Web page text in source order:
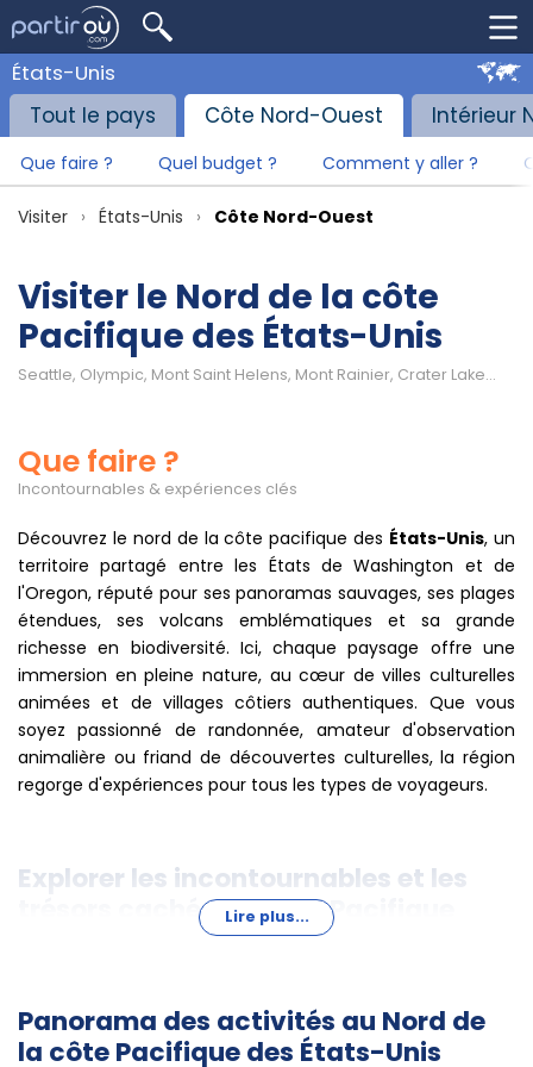
États-Unis
Tout le pays
Côte Nord-Ouest Intérieur
Que faire ? Quel budget ? Comment y aller ?
Visiter États-Unis Côte Nord-Ouest
Visiter le Nord de la côte
Pacifique des États-Unis
Seattle, Olympic, Mont Saint Helens, Mont Rainier, Crater Lake...
Que faire ?
Incontournables & expériences clés
Découvrez le nord de la côte pacifique des États-Unis, un
territoire partagé entre les États de Washington et de
l'Oregon, réputé pour ses panoramas sauvages, ses plages
étendues, ses volcans emblématiques et sa grande
richesse en biodiversité. Ici, chaque paysage offre une
immersion en pleine nature, au cœur de villes culturelles
animées et de villages côtiers authentiques. Que vous
soyez passionné de randonnée, amateur d'observation
animalière ou friand de découvertes culturelles, la région
regorge d'expériences pour tous les types de voyageurs.
Explorer les incontournables et les
trésors cachés du nord Pacifique
Pike Place Market
, admirer la ville depuis le
sommet de laColumbia Towerou découvrir le surprenant
MoPOP Museum. Le Gas Works Park, au bord du lac,
Lire plus...
Panorama des activités au Nord de
la côte Pacifique des États-Unis